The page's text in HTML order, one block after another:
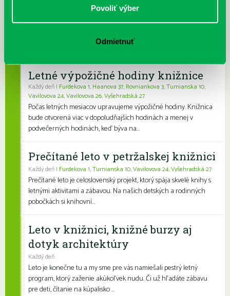
Povoliť výber
Odmietnuť
Turnianska 10,Vavilovova 24
Obľúbení knižní hrdinovia už aj v petržalskej knižnici. Mať so
sebou vždy a všade po ruke kvalitnú a ľúbivú knihu na čítanie pre
Letné výpožičné hodiny knižnice
Každý deň | Furdekova 1, Haanova 37, Rovniankova 3,Turnianska 10,
Vavilovova 24,Vavilovova 26,Vyšehradská 27
Počas letných mesiacov upravujeme výpožičné hodiny. Knižnica
bude otvorená viac v dopoludňajších hodinách a menej v
podvečerných hodinách, keď býva na...
Prečítané leto v petržalskej knižnici
Každý deň | Furdekova 1,Turnianska 10,Vavilovova 24,Vyšehradská 27
Prečítané leto je celoslovenský projekt, ktorý spája skvelé knihy s
letnými aktivitami a zábavou. Na našich detských a rodinných
pobočkách si knihovní...
Leto v knižnici, knižné burzy aj
dotyk architektúry
Každý deň
Leto je konečne tu a my sme pre vás namiešali pestrý letný
program, ktorý zaženie akúkoľvek nudu. Či už hľadáte zábavu
pre deti, čítanie na kúpalisko ...